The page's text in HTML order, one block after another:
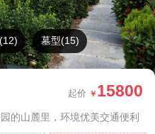
墓型(15)
的山麓里，环境优美交通便利
起价 15800